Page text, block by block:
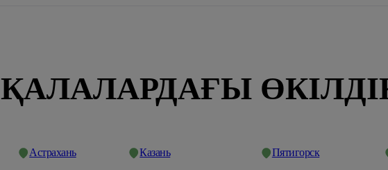
ҚАЛАЛАРДАҒЫ
Астрахань Казань Пятигорск